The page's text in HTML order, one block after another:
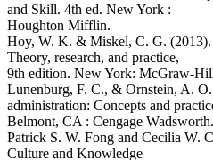
and Skill. 4th ed. New York :
Houghton Mifflin.
Hoy, W. K. & Miskel, C. G. (2013).
Theory, research, and practice,
9th edition. New York: McGraw-
Lunenburg, F. C., & Ornstein, A.
administration: Concepts and
Belmont, CA : Cengage Wadsworth.
Patrick S. W. Fong and Cecilia W.
Culture and Knowledge